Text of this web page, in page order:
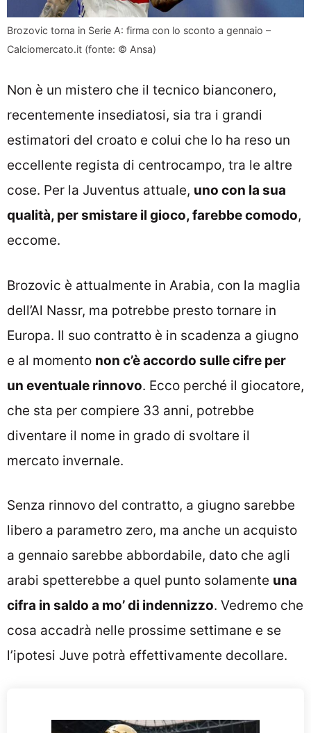
Brozovic torna in Serie A: firma con lo sconto a gennaio –
Calciomercato.it (fonte: © Ansa)
Non è un mistero che il tecnico bianconero,
recentemente insediatosi, sia tra i grandi
estimatori del croato e colui che lo ha reso un
eccellente regista di centrocampo, tra le altre
cose. Per la Juventus attuale, uno con la sua
qualità, per smistare il gioco, farebbe comodo,
eccome.
Brozovic è attualmente in Arabia, con la maglia
dell’Al Nassr, ma potrebbe presto tornare in
Europa. Il suo contratto è in scadenza a giugno
e al momento non c’è accordo sulle cifre per
un eventuale rinnovo. Ecco perché il giocatore,
che sta per compiere 33 anni, potrebbe
diventare il nome in grado di svoltare il
mercato invernale.
Senza rinnovo del contratto, a giugno sarebbe
libero a parametro zero, ma anche un acquisto
a gennaio sarebbe abbordabile, dato che agli
arabi spetterebbe a quel punto solamente una
cifra in saldo a mo’ di indennizzo. Vedremo che
cosa accadrà nelle prossime settimane e se
l’ipotesi Juve potrà effettivamente decollare.